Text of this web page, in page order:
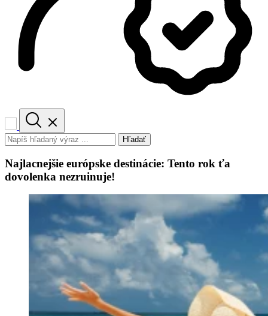
Hľadať
Najlacnejšie európske destinácie: Tento rok ťa
dovolenka nezruinuje!